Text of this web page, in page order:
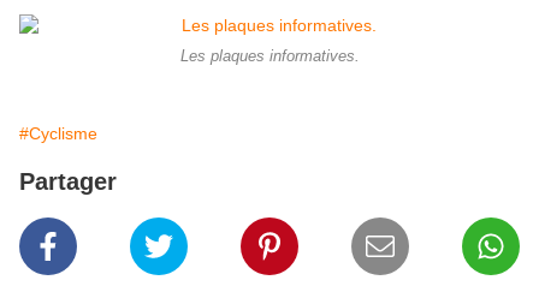
Les plaques informatives.
#Cyclisme
Partager